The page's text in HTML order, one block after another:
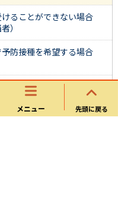
メニュー 先頭に戻る
ることができない場合
）
防接種を希望する場合
より定期予防接種が受けら